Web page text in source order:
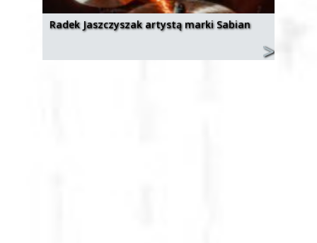
Radek Jaszczyszak artystą marki Sabian